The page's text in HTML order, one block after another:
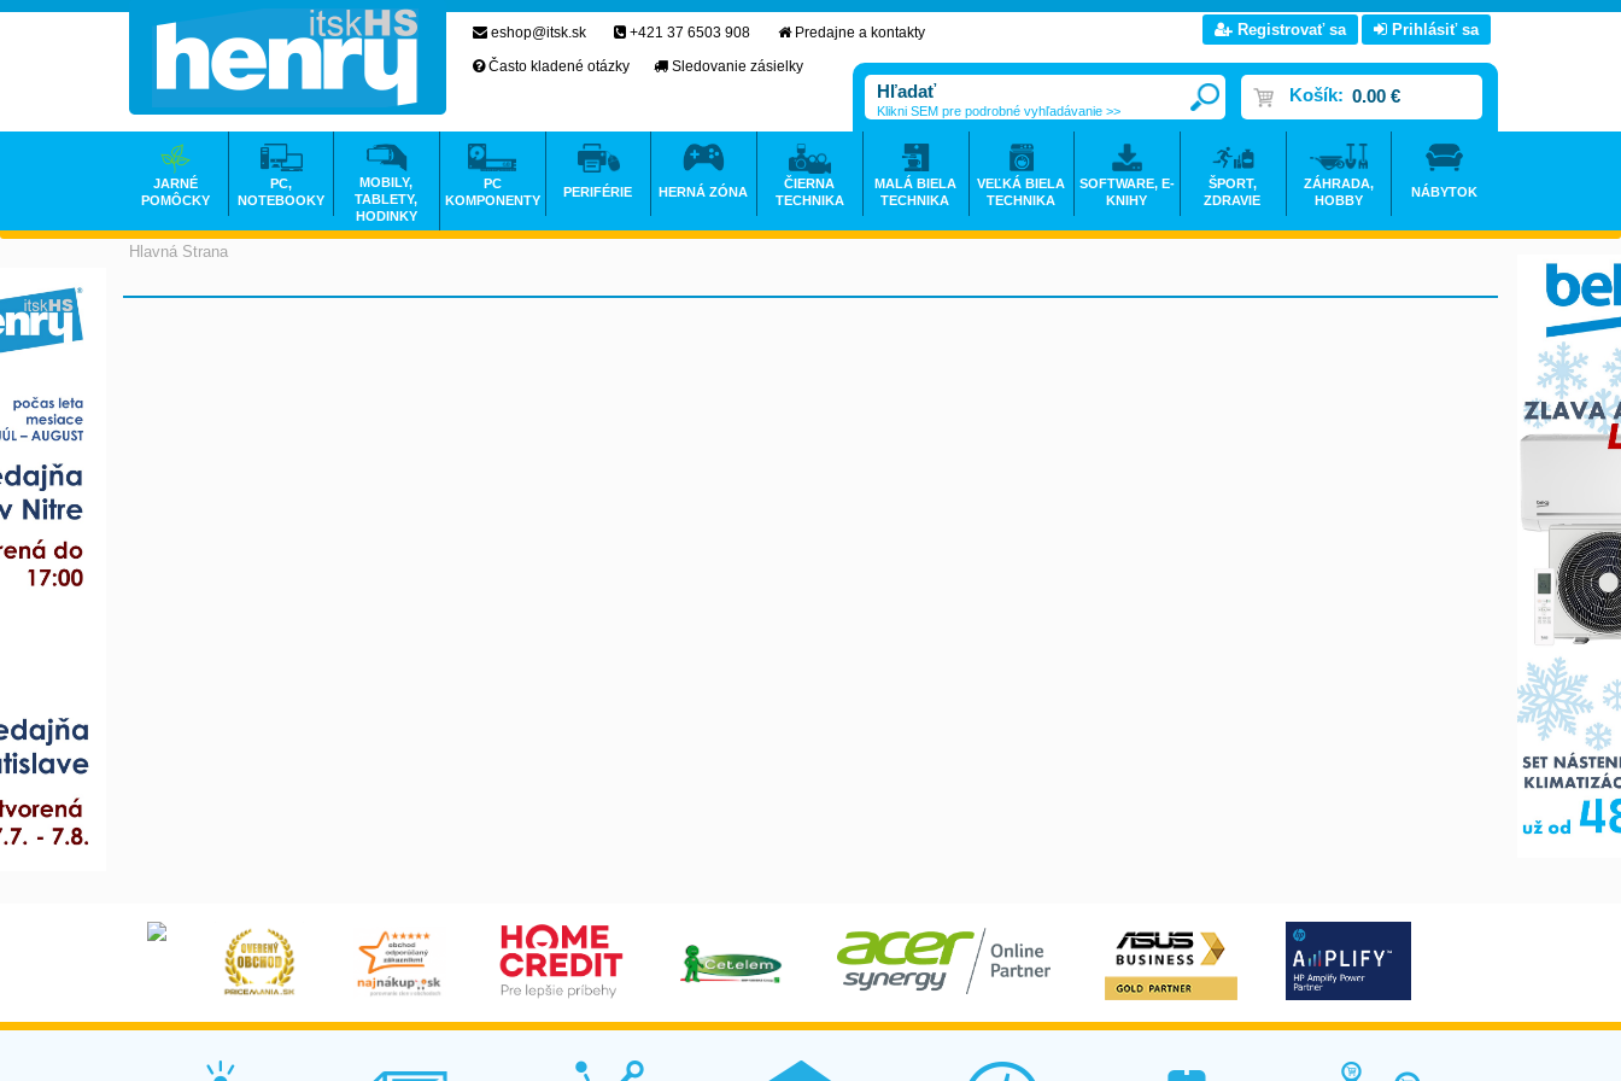
Hlavná Strana
eshop@itsk.sk +421 37 6503 908
Predajne a kontakty
Často kladené otázky
Sledovanie zásielky
Registrovať sa Prihlásiť sa
Košík: 0.00 €
Klikni SEM pre podrobné vyhľadávanie >>
JARNÉ
POMÔCKY
PC,
NOTEBOOKY
MOBILY,
TABLETY,
HODINKY
PC
KOMPONENTY
PERIFÉRIE HERNÁ ZÓNA
ČIERNA
TECHNIKA
MALÁ BIELA
TECHNIKA
VEĽKÁ BIELA
TECHNIKA
SOFTWARE, E-
KNIHY
ŠPORT,
ZDRAVIE
ZÁHRADA,
HOBBY
NÁBYTOK